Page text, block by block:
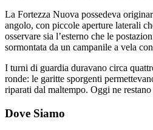
La Fortezza Nuova possedeva
angolo, con piccole aperture laterali
osservare sia l’esterno che le
sormontata da un campanile a vela
I turni di guardia duravano circa
ronde: le garitte sporgenti
riparati dal maltempo. Oggi ne
Dove Siamo